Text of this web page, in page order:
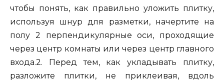
чтобы понять, как правильно уложить плитку,
используя шнур для разметки, начертите на
полу 2 перпендикулярные оси, проходящие
через центр комнаты или через центр главного
входа.2. Перед тем, как укладывать плитку,
разложите плитки, не приклеивая, вдоль